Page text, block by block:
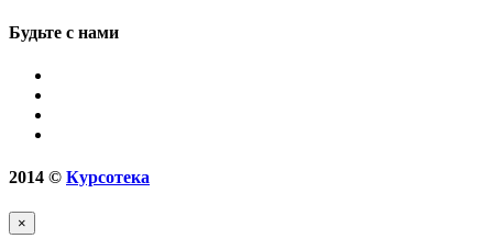
Будьте с нами
2014 © Курсотека
×